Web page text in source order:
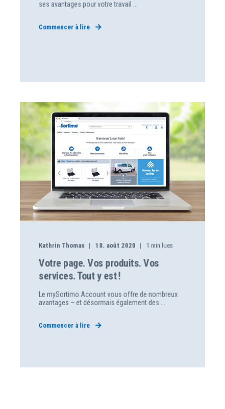
ses avantages pour votre travail ...
Commencer à lire
Kathrin Thomas 18. août 2020 1 min lues
Votre page. Vos produits. Vos
services. Tout y est !
Le mySortimo Account vous offre de nombreux
avantages – et désormais également des ...
Commencer à lire